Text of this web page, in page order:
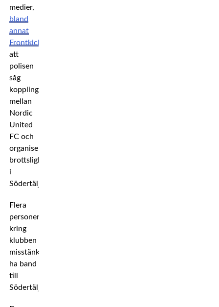
medier,
bland
annat
Frontkick
att
polisen
såg
kopplingar
mellan
Nordic
United
FC och
organiserad
brottslighet
i
Södertälje.
Flera
personer
kring
klubben
misstänks
ha band
till
Södertäljenätverket.